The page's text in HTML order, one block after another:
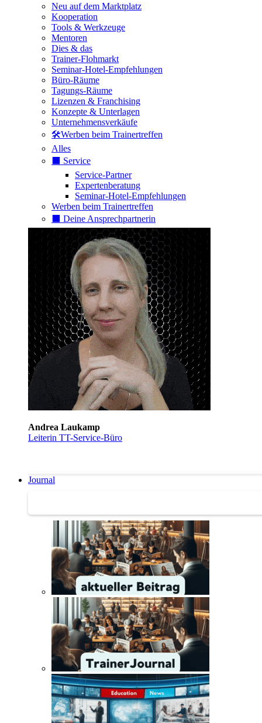
Neu auf dem Marktplatz
Kooperation
Tools & Werkzeuge
Mentoren
Dies & das
Trainer-Flohmarkt
Seminar-Hotel-Empfehlungen
Büro-Räume
Tagungs-Räume
Lizenzen & Franchising
Konzepte & Unterlagen
Unternehmensverkäufe
🛠️Werben beim Trainertreffen
Alles
⬛️ Service
Service-Partner
Expertenberatung
Seminar-Hotel-Empfehlungen
Werben beim Trainertreffen
⬛️ Deine Ansprechpartnerin
Andrea Laukamp
Leiterin TT-Service-Büro
Journal